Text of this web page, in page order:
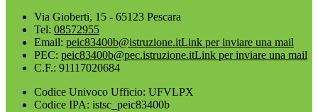
Via Gioberti, 15 - 65123 Pescara
Tel: 08572955
Email: peic83400b@istruzione.itLink per inviare una mail
PEC: peic83400b@pec.istruzione.itLink per inviare una mail
C.F.: 91117020684
Codice Univoco Ufficio: UFVLPX
Codice IPA: istsc_peic83400b